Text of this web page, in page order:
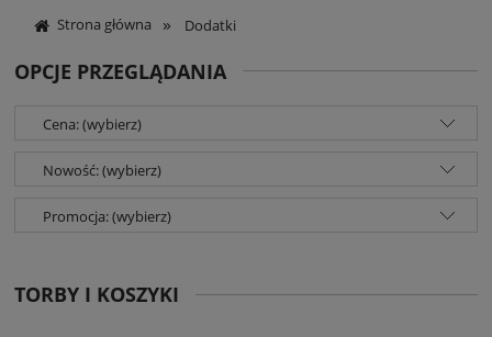
Strona główna » Dodatki
OPCJE PRZEGLĄDANIA
Cena: (wybierz)
Nowość: (wybierz)
Promocja: (wybierz)
TORBY I KOSZYKI